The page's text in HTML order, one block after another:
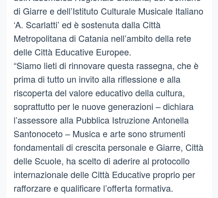
di Giarre e dell’Istituto Culturale Musicale Italiano
‘A. Scarlatti’ ed è sostenuta dalla Città
Metropolitana di Catania nell’ambito della rete
delle Città Educative Europee.
“Siamo lieti di rinnovare questa rassegna, che è
prima di tutto un invito alla riflessione e alla
riscoperta del valore educativo della cultura,
soprattutto per le nuove generazioni – dichiara
l’assessore alla Pubblica Istruzione Antonella
Santonoceto – Musica e arte sono strumenti
fondamentali di crescita personale e Giarre, Città
delle Scuole, ha scelto di aderire al protocollo
internazionale delle Città Educative proprio per
rafforzare e qualificare l’offerta formativa.